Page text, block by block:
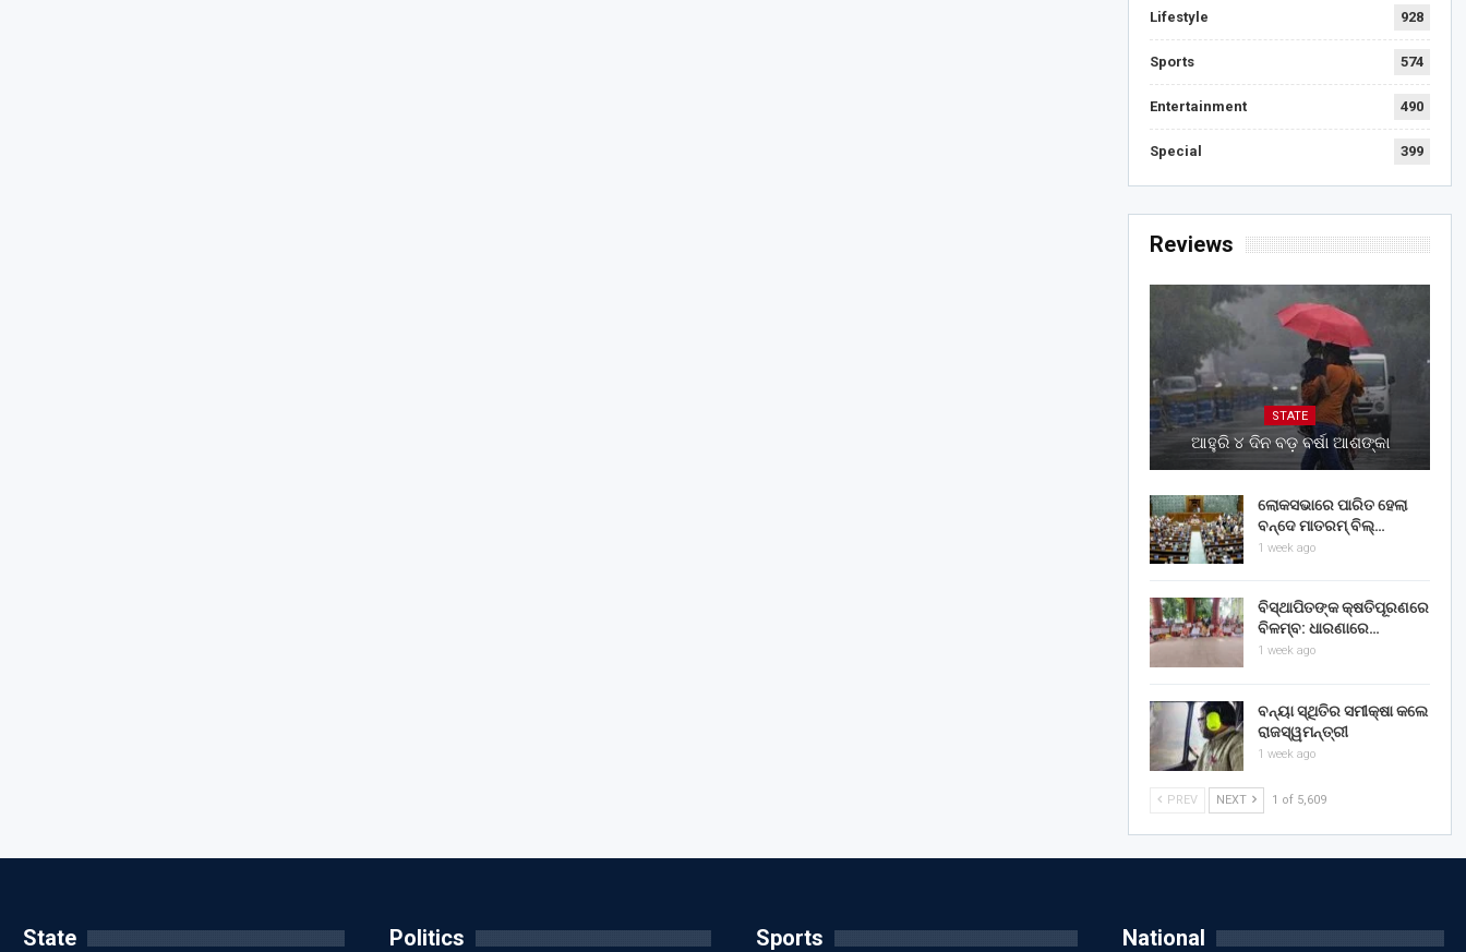
Lifestyle 928
Sports 574
Entertainment 490
Special 399
Reviews
STATE
ଆହୁରି ୪ ଦିନ ବଡ଼ ବର୍ଷା ଆଶଙ୍କା
ଲୋକସଭାରେ ପାରିତ ହେଲା
ବନ୍ଦେ ମାତରମ୍‌ ବିଲ୍‌…
1 week ago
ବିସ୍ଥାପିତଙ୍କ କ୍ଷତିପୂରଣରେ
ବିଳମ୍ବ: ଧାରଣାରେ…
1 week ago
ବନ୍ୟା ସ୍ଥିତିର ସମୀକ୍ଷା କଲେ
ରାଜସ୍ୱମନ୍ତ୍ରୀ
1 week ago
PREV NEXT 1 of 5,609
State Politics Sports National